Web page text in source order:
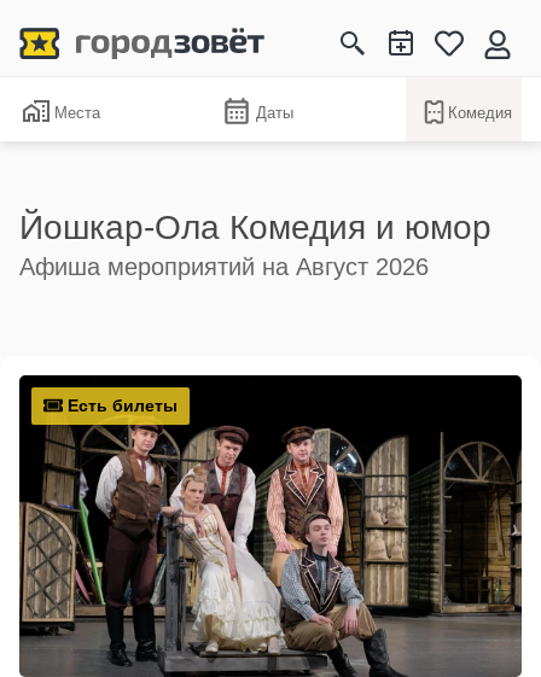
Места Даты Комедия
Йошкар-Ола Комедия и юмор
Афиша мероприятий на Август 2026
Есть билеты